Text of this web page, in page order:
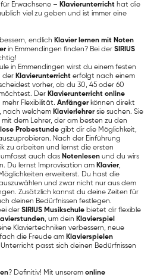
für Erwachsene – Klavierunterricht hat die
viel zu geben und ist immer eine
endlich Klavier lernen mit Noten
in Emmendingen finden? Bei derSIRIUS
in Emmendingen wirst du einem festen
der Klavierunterricht erfolgt nach einem
vorher, ob du 30, 45 oder 60
Der Klavierunterricht online
mehr Flexibilität.Anfänger können direkt
nach welchem Klavierlehrer sie suchen. Sie
dem Lehrer, der am besten zu den
Probestunde gibt dir die Möglichkeit,
Nach der Einführung
zu arbeiten und lernst die ersten
auch das Notenlesen und du wirs
Du lernst Improvisation am Klavier,
erweiterst. Du hast die
und zwar nicht nur aus dem
Zusätzlich kannst du deine Zeiten für
deinen Bedürfnissen festlegen.
derSIRIUS Musikschule bietet dir flexible
, um dein Klavierspiel
Klaviertechniken verbessern, neue
die Freude am Klavierspielen
passt sich deinen Bedürfnissen
? Definitiv! Mit unseremonline